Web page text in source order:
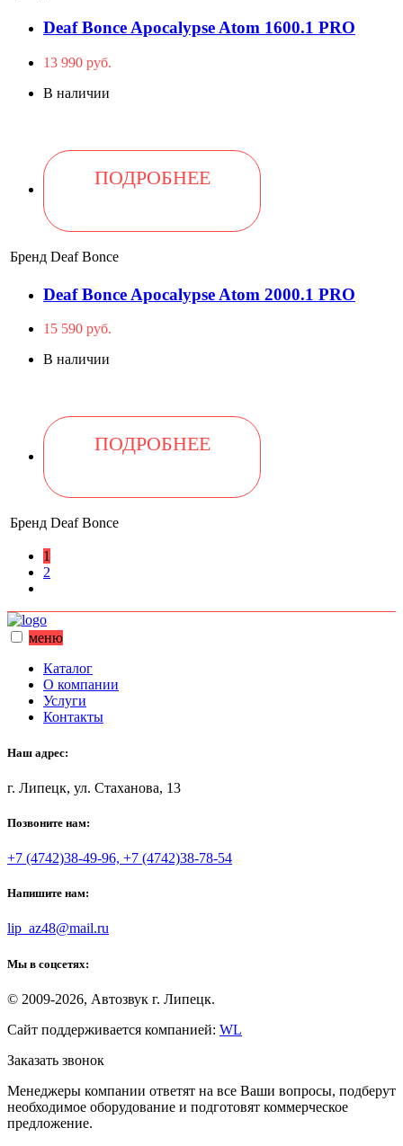
Deaf Bonce Apocalypse Atom 1600.1 PRO
13 990 руб.
В наличии
ПОДРОБНЕЕ
Бренд Deaf Bonce
Deaf Bonce Apocalypse Atom 2000.1 PRO
15 590 руб.
В наличии
ПОДРОБНЕЕ
Бренд Deaf Bonce
1
2
меню
Каталог
О компании
Услуги
Контакты
Наш адрес:
г. Липецк, ул. Стаханова, 13
Позвоните нам:
+7 (4742)38-49-96, +7 (4742)38-78-54
Напишите нам:
lip_az48@mail.ru
Мы в соцсетях:
© 2009-2026, Автозвук г. Липецк.
Сайт поддерживается компанией: WL
Заказать звонок
Менеджеры компании ответят на все Ваши вопросы, подберут
необходимое оборудование и подготовят коммерческое
предложение.